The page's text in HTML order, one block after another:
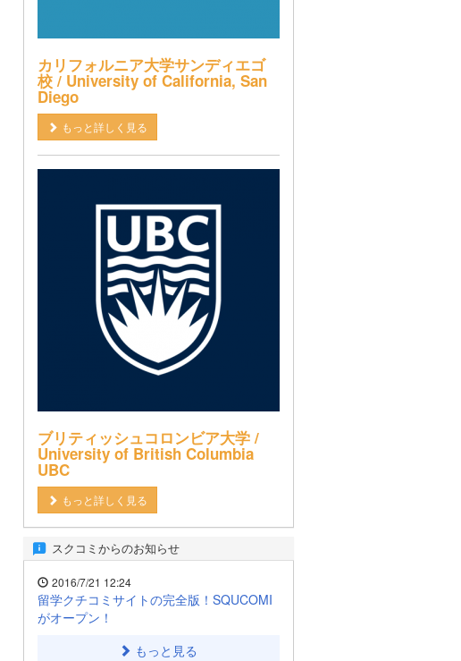
カリフォルニア大学サンディエゴ
校 / University of California, San
Diego
もっと詳しく見る
ブリティッシュコロンビア大学 /
University of British Columbia
UBC
もっと詳しく見る
スクコミからのお知らせ
2016/7/21 12:24
留学クチコミサイトの完全版！SQUCOMI
がオープン！
もっと見る